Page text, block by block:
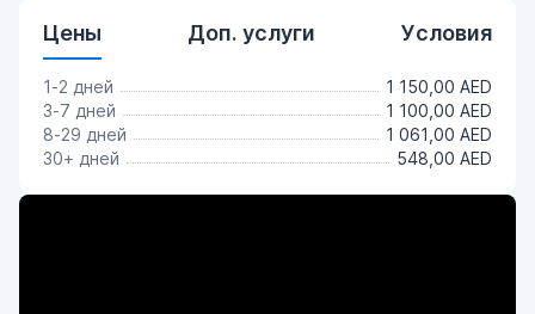
Цены Доп. услуги Условия
1-2 дней
1 150,00 AED
3-7 дней
1 100,00 AED
8-29 дней
1 061,00 AED
30+ дней
548,00 AED